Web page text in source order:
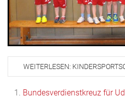
WEITERLESEN:
Bundesverdienstkreuz für